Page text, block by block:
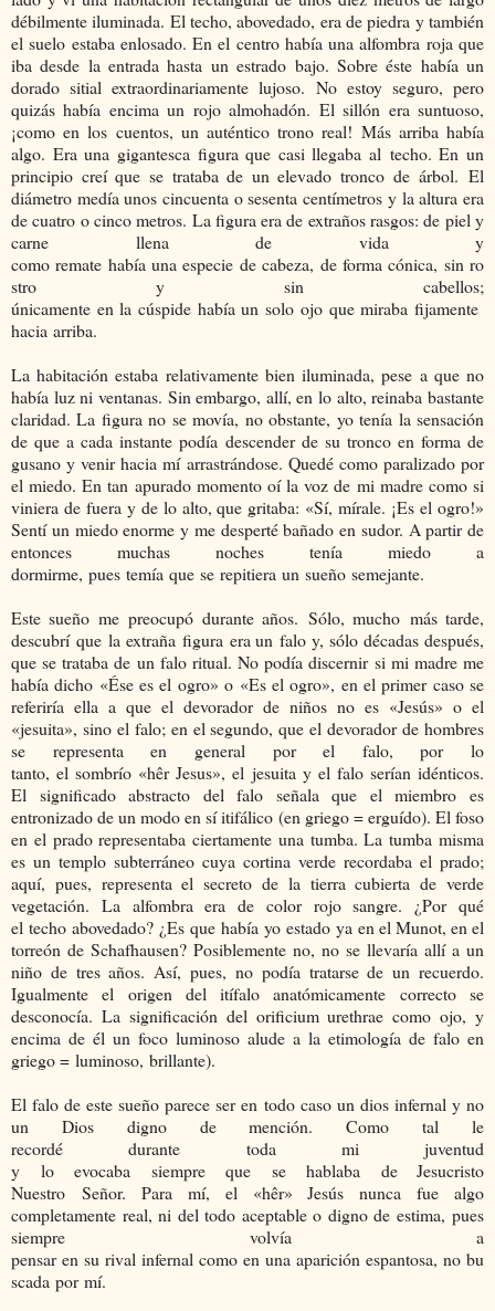
débilmente iluminada. El techo, abovedado, era de piedra y también
el suelo estaba enlosado. En el centro había una alfombra roja que
iba desde la entrada hasta un estrado bajo. Sobre éste había un
dorado sitial extraordinariamente lujoso. No estoy seguro, pero
quizás había encima un rojo almohadón. El sillón era suntuoso,
¡como en los cuentos, un auténtico trono real! Más arriba había
algo. Era una gigantesca figura que casi llegaba al techo. En un
principio creí que se trataba de un elevado tronco de árbol. El
diámetro medía unos cincuenta o sesenta centímetros y la altura era
de cuatro o cinco metros. La figura era de extraños rasgos: de piel y
carne llena de vida y
como remate había una especie de cabeza, de forma cónica, sin ro
stro y sin cabellos;
únicamente en la cúspide había un solo ojo que miraba fijamente
hacia arriba.
La habitación estaba relativamente bien iluminada, pese a que no
había luz ni ventanas. Sin embargo, allí, en lo alto, reinaba bastante
claridad. La figura no se movía, no obstante, yo tenía la sensación
de que a cada instante podía descender de su tronco en forma de
gusano y venir hacia mí arrastrándose. Quedé como paralizado por
el miedo. En tan apurado momento oí la voz de mi madre como si
viniera de fuera y de lo alto, que gritaba: «Sí, mírale. ¡Es el ogro!»
Sentí un miedo enorme y me desperté bañado en sudor. A partir de
entonces muchas noches tenía miedo a
dormirme, pues temía que se repitiera un sueño semejante.
Este sueño me preocupó durante años. Sólo, mucho más tarde,
descubrí que la extraña figura era un falo y, sólo décadas después,
que se trataba de un falo ritual. No podía discernir si mi madre me
había dicho «Ése es el ogro» o «Es el ogro», en el primer caso se
referiría ella a que el devorador de niños no es «Jesús» o el
«jesuita», sino el falo; en el segundo, que el devorador de hombres
se representa en general por el falo, por lo
tanto, el sombrío «hêr Jesus», el jesuita y el falo serían idénticos.
El significado abstracto del falo señala que el miembro es
entronizado de un modo en sí itifálico (en griego = erguído). El foso
en el prado representaba ciertamente una tumba. La tumba misma
es un templo subterráneo cuya cortina verde recordaba el prado;
aquí, pues, representa el secreto de la tierra cubierta de verde
vegetación. La alfombra era de color rojo sangre. ¿Por qué
el techo abovedado? ¿Es que había yo estado ya en el Munot, en el
torreón de Schafhausen? Posiblemente no, no se llevaría allí a un
niño de tres años. Así, pues, no podía tratarse de un recuerdo.
Igualmente el origen del itífalo anatómicamente correcto se
desconocía. La significación del orificium urethrae como ojo, y
encima de él un foco luminoso alude a la etimología de falo en
griego = luminoso, brillante).
El falo de este sueño parece ser en todo caso un dios infernal y no
un Dios digno de mención. Como tal le
recordé durante toda mi juventud
y lo evocaba siempre que se hablaba de Jesucristo
Nuestro Señor. Para mí, el «hêr» Jesús nunca fue algo
completamente real, ni del todo aceptable o digno de estima, pues
siempre volvía a
pensar en su rival infernal como en una aparición espantosa, no bu
scada por mí.